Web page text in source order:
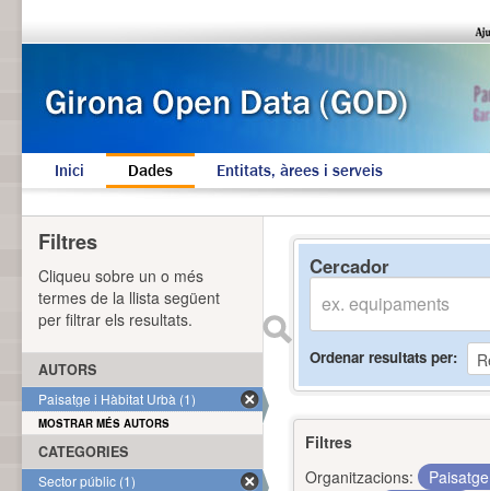
Inici Dades Entitats, àrees i serveis
Cercador
Ordenar resultats per
Filtres
Organitzacions:
Filtres
Cliqueu sobre un o més
termes de la llista següent
per filtrar els resultats.
AUTORS
Paisatge i Hàbitat Urbà (1)
MOSTRAR MÉS AUTORS
CATEGORIES
Sector públic (1)